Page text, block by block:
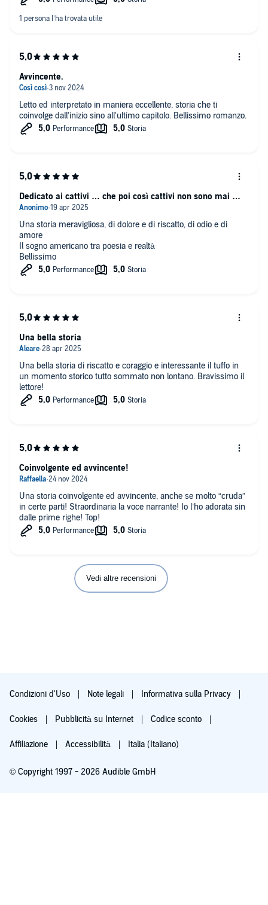
Letto ed interpretato in maniera eccellente, storia che ti
coinvolge dall'inizio sino all'ultimo capitolo. Bellissimo romanzo.
Avvincente.
Una storia meravigliosa, di dolore e di riscatto, di odio e di
amore
Il sogno americano tra poesia e realtà
Bellissimo
Dedicato ai cattivi … che poi così cattivi non sono mai …
Una bella storia di riscatto e coraggio e interessante il tuffo in
un momento storico tutto sommato non lontano. Bravissimo il
lettore!
Una bella storia
Una storia coinvolgente ed avvincente, anche se molto “cruda”
in certe parti! Straordinaria la voce narrante! Io l’ho adorata sin
dalle prime righe! Top!
Coinvolgente ed avvincente!
Vedi altre recensioni
Condizioni d'Uso Note legali Informativa sulla Privacy
Cookies Pubblicità su Internet Codice sconto
Affiliazione Accessibilità Italia (Italiano)
© Copyright 1997 - 2026 Audible GmbH